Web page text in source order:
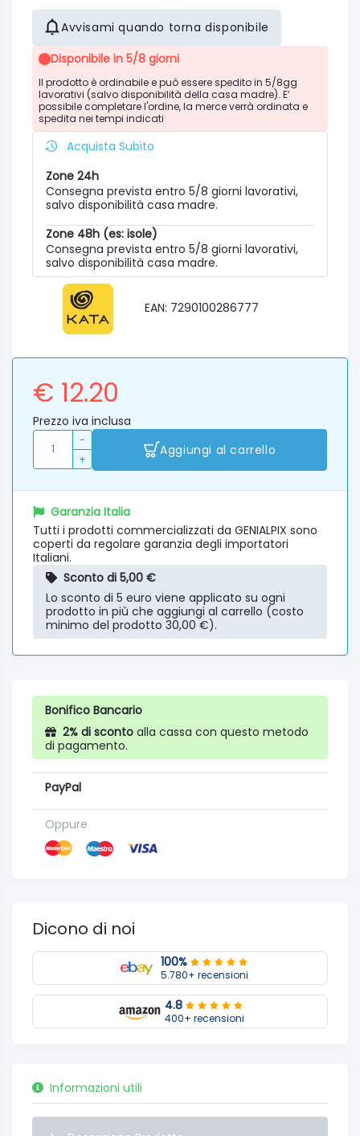
Avvisami quando torna disponibile
Disponibile in 5/8 giorni
Il prodotto è ordinabile e può essere spedito in 5/8gg
lavorativi (salvo disponibilità della casa madre). E’
possibile completare l'ordine, la merce verrà ordinata e
spedita nei tempi indicati
Acquista Subito
Zone 24h
Consegna prevista entro 5/8 giorni lavorativi,
salvo disponibilità casa madre.
Zone 48h (es: isole)
Consegna prevista entro 5/8 giorni lavorativi,
salvo disponibilità casa madre.
EAN: 7290100286777
€ 12.20
Prezzo iva inclusa
-
+
Aggiungi al carrello
Garanzia Italia
Tutti i prodotti commercializzati da GENIALPIX sono
coperti da regolare garanzia degli importatori
Italiani.
Sconto di 5,00 €
Lo sconto di 5 euro viene applicato su ogni
prodotto in più che aggiungi al carrello (costo
minimo del prodotto 30,00 €).
Bonifico Bancario
2% di sconto alla cassa con questo metodo
di pagamento.
PayPal
Oppure
Dicono di noi
100%
5.780+ recensioni
4.8
400+ recensioni
Informazioni utili